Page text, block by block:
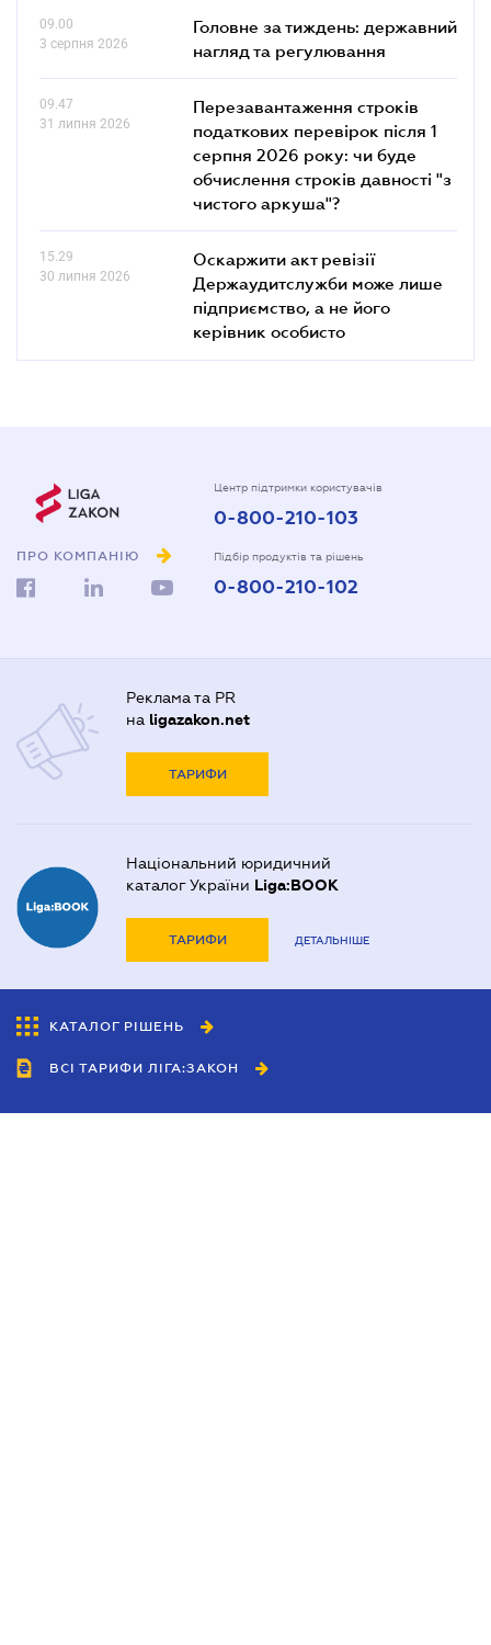
09.00
3 серпня 2026
Головне за тиждень: державний
нагляд та регулювання
09.47
31 липня 2026
Перезавантаження строків
податкових перевірок після 1
серпня 2026 року: чи буде
обчислення строків давності "з
чистого аркуша"?
15.29
30 липня 2026
Оскаржити акт ревізії
Держаудитслужби може лише
підприємство, а не його
керівник особисто
ПРО КОМПАНІЮ
Центр підтримки користувачів
0-800-210-103
Підбір продуктів та рішень
0-800-210-102
Реклама та PR
на ligazakon.net
ТАРИФИ
Національний юридичний
каталог України Liga:BOOK
ТАРИФИ ДЕТАЛЬНІШЕ
КАТАЛОГ РІШЕНЬ
ВСІ ТАРИФИ ЛІГА:ЗАКОН